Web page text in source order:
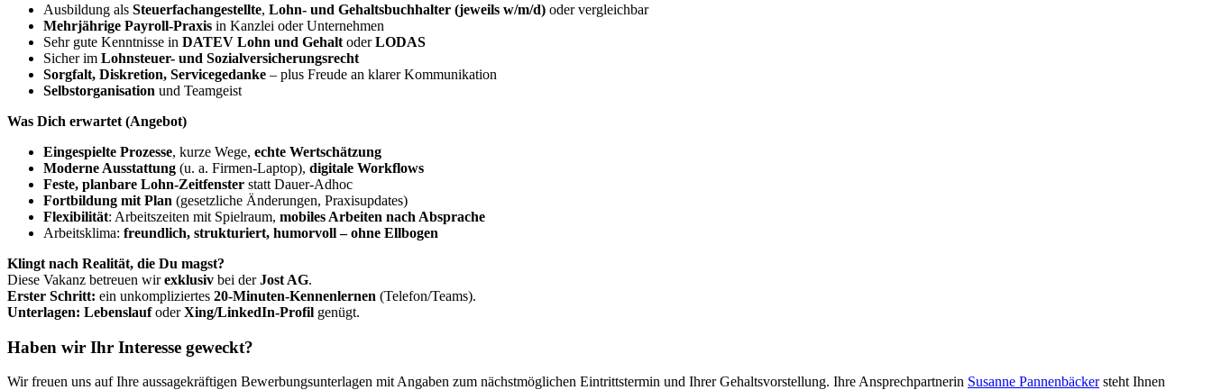
Ausbildung als Steuerfachangestellte, Lohn- und Gehaltsbuchhalter (jeweils w/m/d) oder vergleichbar
Mehrjährige Payroll-Praxis in Kanzlei oder Unternehmen
Sehr gute Kenntnisse in DATEV Lohn und Gehalt oderLODAS
Sicher im Lohnsteuer- und Sozialversicherungsrecht
Sorgfalt, Diskretion, Servicegedanke – plus Freude an klarer Kommunikation
Selbstorganisation und Teamgeist
Was Dich erwartet (Angebot)
Eingespielte Prozesse, kurze Wege, echte Wertschätzung
Moderne Ausstattung (u. a. Firmen-Laptop), digitale Workflows
Feste, planbare Lohn-Zeitfenster statt Dauer-Adhoc
Fortbildung mit Plan (gesetzliche Änderungen, Praxisupdates)
Flexibilität: Arbeitszeiten mit Spielraum, mobiles Arbeiten nach Absprache
Arbeitsklima: freundlich, strukturiert, humorvoll – ohne Ellbogen
Klingt nach Realität, die Du magst?
Diese Vakanz betreuen wirexklusiv bei derJost AG.
Erster Schritt: ein unkompliziertes 20-Minuten-Kennenlernen (Telefon/Teams).
Unterlagen: LebenslaufoderXing/LinkedIn-Profil genügt.
Haben wir Ihr Interesse geweckt?
Wir freuen uns auf Ihre aussagekräftigen Bewerbungsunterlagen mit Angaben zum nächstmöglichen Eintrittstermin und Ihrer Gehaltsvorstellung. Ihre Ansprechpartnerin Susanne Pannenbäckersteht Ihnen